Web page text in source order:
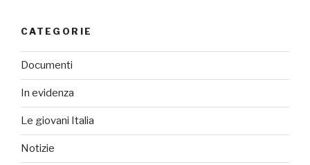
CATEGORIE
Documenti
In evidenza
Le giovani Italia
Notizie